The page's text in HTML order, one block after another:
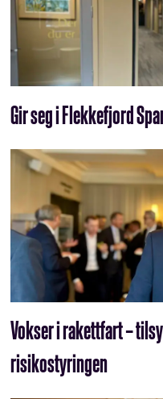
Gir seg i Flekkefjord
Vokser i rakettfart –
risikostyringen